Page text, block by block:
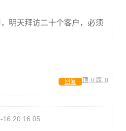
明天拜访二十个客户，必须
顶: 0 踩: 0
回复
16 20:16:05